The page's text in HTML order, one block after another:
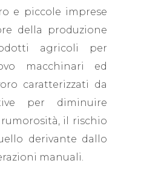
e piccole imprese
della produzione
agricoli per
macchinari ed
caratterizzati da
per diminuire
il rischio
derivante dallo
manuali.